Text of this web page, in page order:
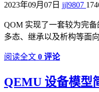
2023年09月07日 jjl9807
QOM 实现了一套较为完
多态、继承以及析构等面
阅读全文 0 评论
QEMU 设备模型